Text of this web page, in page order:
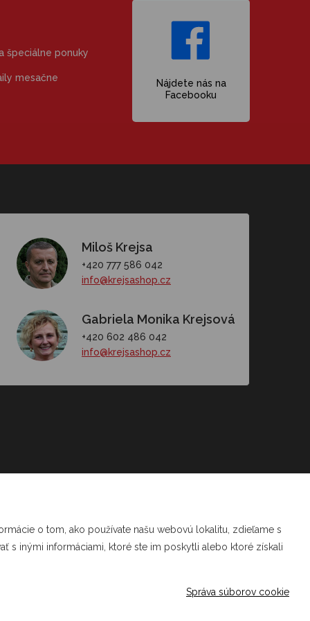
špeciálne ponuky
mesačne
Nájdete nás na
Facebooku
Miloš Krejsa
+420 777 586 042
info@krejsashop.cz
Gabriela Monika Krejsová
+420 602 486 042
info@krejsashop.cz
o tom, ako používate našu webovú lokalitu, zdieľame s
s inými informáciami, ktoré ste im poskytli alebo ktoré získali
Správa súborov cookie